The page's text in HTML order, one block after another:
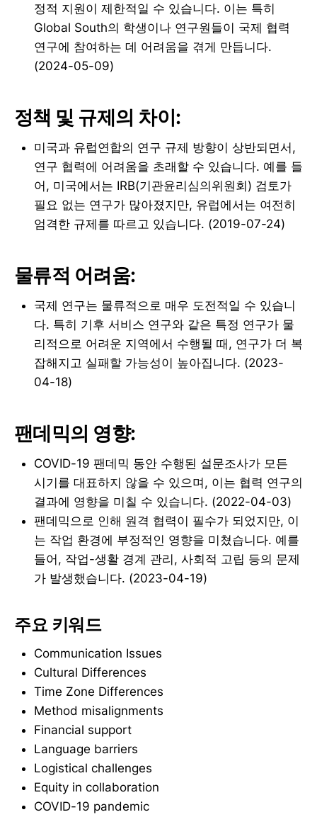
정적 지원이 제한적일 수 있습니다. 이는 특히
Global South의 학생이나 연구원들이 국제 협력
연구에 참여하는 데 어려움을 겪게 만듭니다.
(2024-05-09)
정책 및 규제의 차이:
미국과 유럽연합의 연구 규제 방향이 상반되면서,
연구 협력에 어려움을 초래할 수 있습니다. 예를 들
어, 미국에서는 IRB(기관윤리심의위원회) 검토가
필요 없는 연구가 많아졌지만, 유럽에서는 여전히
엄격한 규제를 따르고 있습니다. (2019-07-24)
물류적 어려움:
국제 연구는 물류적으로 매우 도전적일 수 있습니
다. 특히 기후 서비스 연구와 같은 특정 연구가 물
리적으로 어려운 지역에서 수행될 때, 연구가 더 복
잡해지고 실패할 가능성이 높아집니다. (2023-
04-18)
팬데믹의 영향:
COVID-19 팬데믹 동안 수행된 설문조사가 모든
시기를 대표하지 않을 수 있으며, 이는 협력 연구의
결과에 영향을 미칠 수 있습니다. (2022-04-03)
팬데믹으로 인해 원격 협력이 필수가 되었지만, 이
는 작업 환경에 부정적인 영향을 미쳤습니다. 예를
들어, 작업-생활 경계 관리, 사회적 고립 등의 문제
가 발생했습니다. (2023-04-19)
주요 키워드
Communication Issues
Cultural Differences
Time Zone Differences
Method misalignments
Financial support
Language barriers
Logistical challenges
Equity in collaboration
COVID-19 pandemic